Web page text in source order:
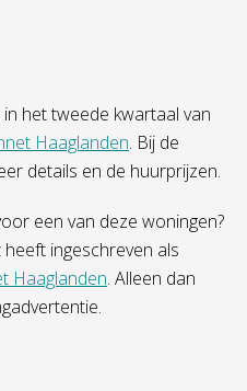
het tweede kwartaal van
Haaglanden. Bij de
details en de huurprijzen.
een van deze woningen?
ingeschreven als
Haaglanden. Alleen dan